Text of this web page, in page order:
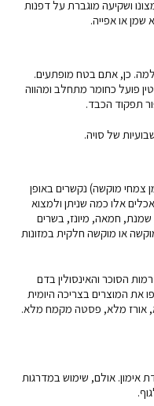
ושקיעה מוגברת על דפנות
שמן או אפייה.
כן, אתם בטח מופתעים.
פועל כחומר מתחלב ומהווה
תפקוד הכבד.
צמחי מוקשה) נקשרים באופן
אלו כמה שניתן ולמצוא
שמנת, חמאה, מיונז, בשרים
או מוקשה חלקית במזונות
הסוכר והאינסולין בדם
את המוצרים בצריכה היומית
אורז מלא, פסטה מקמח מלא.
אימון. אולם, שימוש במדרגות